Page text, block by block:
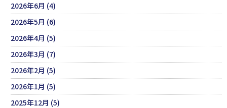
2026年6月 (4)
2026年5月 (6)
2026年4月 (5)
2026年3月 (7)
2026年2月 (5)
2026年1月 (5)
2025年12月 (5)